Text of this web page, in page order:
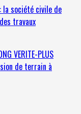
la société civile de
travaux
VERITE-PLUS
de terrain à